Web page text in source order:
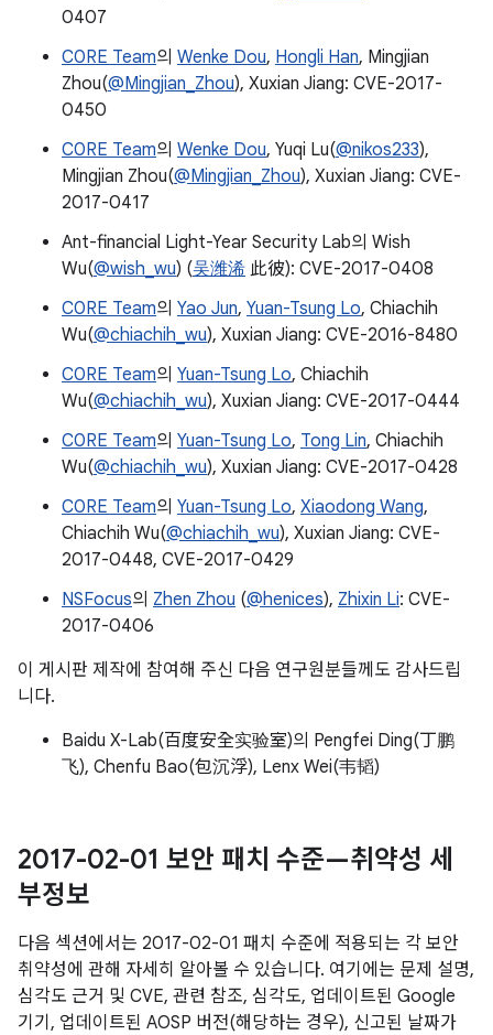
0407
C0RE Team의 Wenke Dou, Hongli Han, Mingjian
Zhou(@Mingjian_Zhou), Xuxian Jiang: CVE-2017-
0450
C0RE Team의 Wenke Dou, Yuqi Lu(@nikos233),
Mingjian Zhou(@Mingjian_Zhou), Xuxian Jiang: CVE-
2017-0417
Ant-financial Light-Year Security Lab의 Wish
Wu(@wish_wu) (吴潍浠 此彼): CVE-2017-0408
C0RE Team의 Yao Jun, Yuan-Tsung Lo, Chiachih
Wu(@chiachih_wu), Xuxian Jiang: CVE-2016-8480
C0RE Team의 Yuan-Tsung Lo, Chiachih
Wu(@chiachih_wu), Xuxian Jiang: CVE-2017-0444
C0RE Team의 Yuan-Tsung Lo, Tong Lin, Chiachih
Wu(@chiachih_wu), Xuxian Jiang: CVE-2017-0428
C0RE Team의 Yuan-Tsung Lo, Xiaodong Wang,
Chiachih Wu(@chiachih_wu), Xuxian Jiang: CVE-
2017-0448, CVE-2017-0429
NSFocus의 Zhen Zhou (@henices), Zhixin Li: CVE-
2017-0406
이 게시판 제작에 참여해 주신 다음 연구원분들께도 감사드립
니다.
Baidu X-Lab(百度安全实验室)의 Pengfei Ding(丁鹏
飞), Chenfu Bao(包沉浮), Lenx Wei(韦韬)
2017-02-01 보안 패치 수준—취약성 세
부정보
다음 섹션에서는 2017-02-01 패치 수준에 적용되는 각 보안
취약성에 관해 자세히 알아볼 수 있습니다. 여기에는 문제 설명,
심각도 근거 및 CVE, 관련 참조, 심각도, 업데이트된 Google
기기, 업데이트된 AOSP 버전(해당하는 경우), 신고된 날짜가